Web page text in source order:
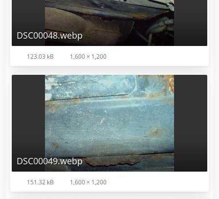
DSC00048.webp
123.03 kB 1,600 × 1,200
DSC00049.webp
151.32 kB 1,600 × 1,200